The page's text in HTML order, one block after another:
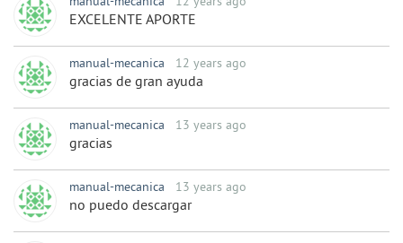
EXCELENTE APORTE
manual-mecanica 12 years ago
gracias de gran ayuda
manual-mecanica 13 years ago
gracias
manual-mecanica 13 years ago
no puedo descargar